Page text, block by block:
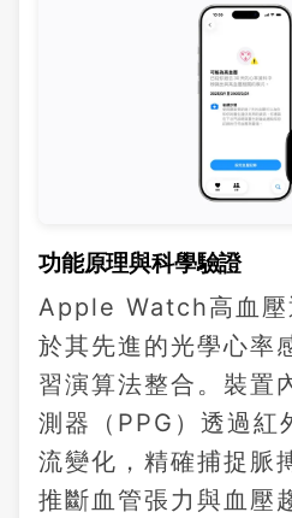
功能原理與科學驗證
Apple Watch高血壓
於其先進的光學心率
習演算法整合。裝置
測器（PPG）透過紅
流變化，精確捕捉脈
推斷血管張力與血壓